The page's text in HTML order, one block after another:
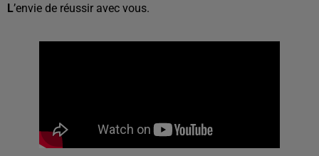
L’envie de réussir avec vous.